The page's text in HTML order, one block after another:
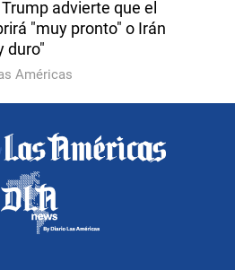
Trump advierte que el
"muy pronto" o Irán
duro"
Américas